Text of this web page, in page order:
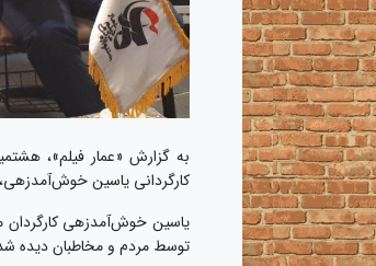
به گزارش «عمار فیلم»،
کارگردانی یاسین
یاسین خوش‌آمدزهی
توسط مردم و مخاطبان دیده